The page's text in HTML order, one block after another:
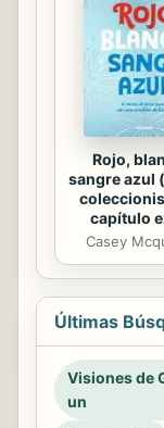
Rojo,
sangre azul
capítulo
Casey
Últimas
Visiones de
un